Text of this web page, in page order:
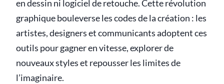
en dessin ni logiciel de retouche. Cette révolution
graphique bouleverse les codes de la création : les
artistes, designers et communicants adoptent ces
outils pour gagner en vitesse, explorer de
nouveaux styles et repousser les limites de
l’imaginaire.